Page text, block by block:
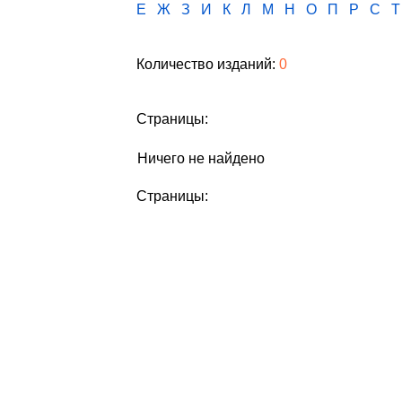
Е
Ж З И К Л М Н О П Р С Т
Количество изданий: 0
Страницы:
Ничего не найдено
Страницы: